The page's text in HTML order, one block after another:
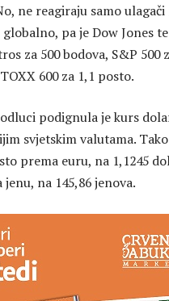
ne reagiraju samo ulagači
pa je Dow Jones
za 500 bodova, S&P 500
600 za 1,1 posto.
podignula je kurs
svjetskim valutama.
prema euru, na 1,1245
na 145,86 jenova.